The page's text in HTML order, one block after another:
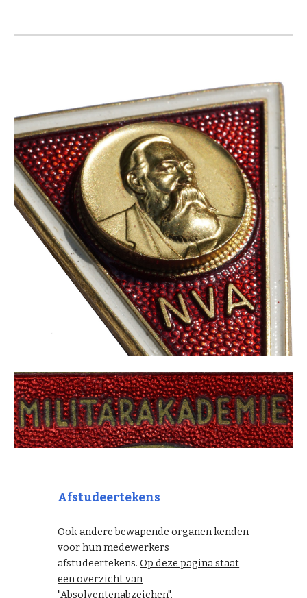
Afstudeertekens
Ook andere bewapende organen kenden
voor hun medewerkers
afstudeertekens.Op deze pagina staat
een overzicht van
"Absolventenabzeichen".